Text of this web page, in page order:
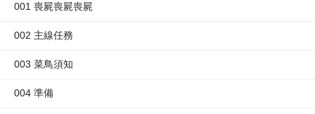
001 喪屍喪屍喪屍
002 主線任務
003 菜鳥須知
004 準備